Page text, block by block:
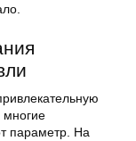
многие
параметр. На